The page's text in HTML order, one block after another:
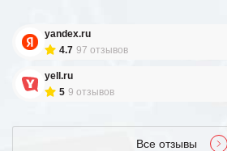
yandex.ru
4.7 97 отзывов
yell.ru
5 9 отзывов
Все отзывы